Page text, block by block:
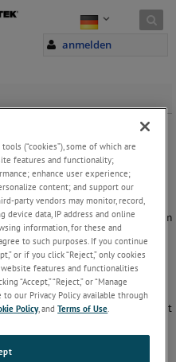
anmelden
und E30D wurden entwickelt, um
für Drehgeber in
zu erfüllen. Das E30 bietet
und
Größe von 30 mm x 8 mm.
mit Eigenlagerung. Encoder mit
Leistungssteigerungen in
Inbetriebnahme
(“cookies”), some of which are
features and functionality;
enhance user experience;
content; and support our
party vendors may monitor, record,
device data, IP address and online
information, for these and
to such purposes. If you continue
or if you click “Reject,” only cookies
features and functionalities
“Accept,” “Reject,” or “Manage
to our Privacy Policy available through
Policy, andTerms of Use